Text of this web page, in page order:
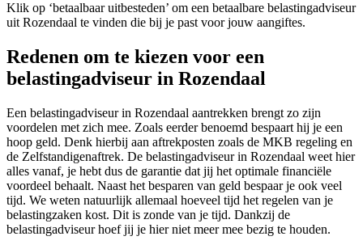
Klik op ‘betaalbaar uitbesteden’ om een betaalbare belastingadviseur
uit Rozendaal te vinden die bij je past voor jouw aangiftes.
Redenen om te kiezen voor een
belastingadviseur in Rozendaal
Een belastingadviseur in Rozendaal aantrekken brengt zo zijn
voordelen met zich mee. Zoals eerder benoemd bespaart hij je een
hoop geld. Denk hierbij aan aftrekposten zoals de MKB regeling en
de Zelfstandigenaftrek. De belastingadviseur in Rozendaal weet hier
alles vanaf, je hebt dus de garantie dat jij het optimale financiële
voordeel behaalt. Naast het besparen van geld bespaar je ook veel
tijd. We weten natuurlijk allemaal hoeveel tijd het regelen van je
belastingzaken kost. Dit is zonde van je tijd. Dankzij de
belastingadviseur hoef jij je hier niet meer mee bezig te houden.